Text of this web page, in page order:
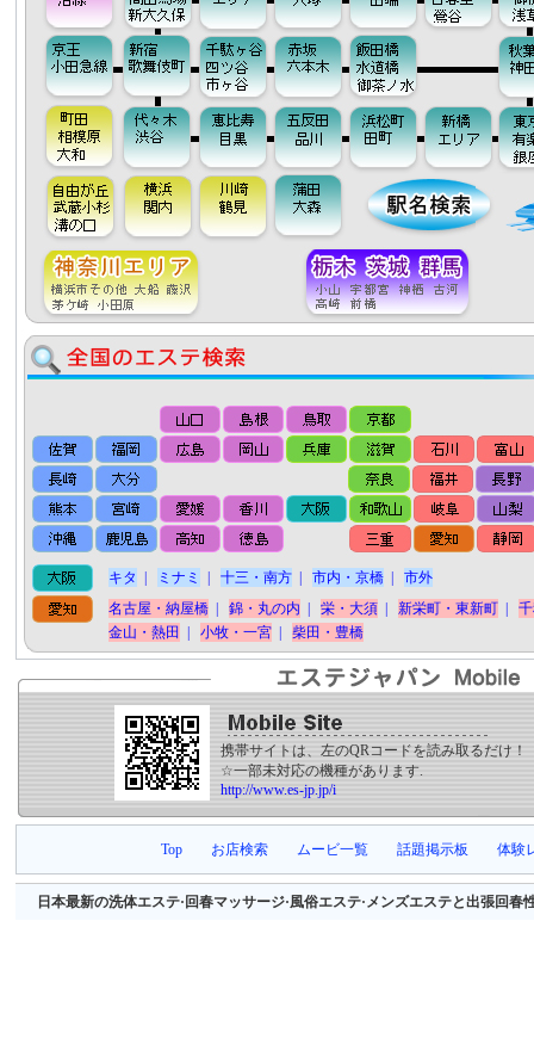
キタ ミナミ 十三・南方 市内・京橋
市外
名古屋・納屋橋
錦・丸の内 栄・大須 新栄町・東新町
金山・熱田
小牧・一宮 柴田・豊橋
携帯サイトは、左のQRコードを読み取るだけ！
☆一部未対応の機種があります.
http://www.es-jp.jp/i
Top お店検索 ムービ一覧 話題掲示板 体験
日本最新の洗体エステ·回春マッサージ·風俗エステ·メンズエステと出張回